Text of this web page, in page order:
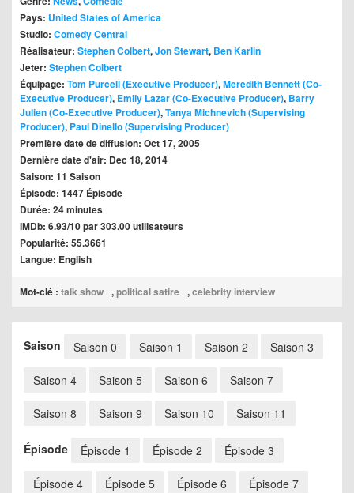
Pays: United States of America
Studio: Comedy Central
Réalisateur: Stephen Colbert,Jon Stewart, Ben Karlin
Jeter: Stephen Colbert
Équipage: Tom Purcell (Executive Producer),Meredith Bennett (Co-
Executive Producer), Emily Lazar (Co-Executive Producer), Barry
Julien (Co-Executive Producer),Tanya Michnevich (Supervising
Producer), Paul Dinello (Supervising Producer)
Première date de diffusion: Oct 17, 2005
Dernière date d'air: Dec 18, 2014
Saison: 11 Saison
Épisode: 1447 Épisode
Durée: 24 minutes
IMDb: 6.93/10 par 303.00 utilisateurs
Popularité: 55.3661
Langue: English
Mot-clé : talk show ,political satire ,celebrity interview
Saison Saison 0 Saison 1 Saison 2 Saison 3
Saison 4 Saison 5 Saison 6 Saison 7
Saison 8 Saison 9 Saison 10 Saison 11
Épisode Épisode 1 Épisode 2 Épisode 3
Épisode 4 Épisode 5 Épisode 6 Épisode 7